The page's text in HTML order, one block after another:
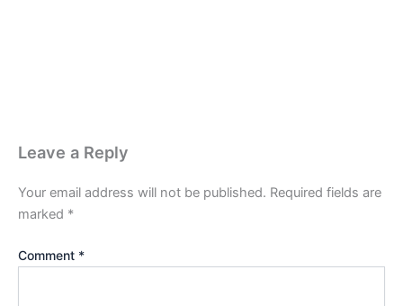
Leave a Reply
Your email address will not be published. Required fields are
marked *
Comment *